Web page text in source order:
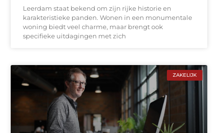
Leerdam staat bekend om zijn rijke historie en
karakteristieke panden. Wonen in een monumentale
woning biedt veel charme, maar brengt ook
specifieke uitdagingen met zich
ZAKELIJK